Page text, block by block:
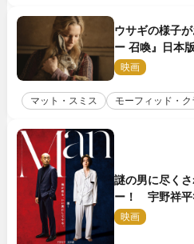
ウサギの様子
ー 召喚』日本
映画
マット・スミス モーフィッド・ク
謎の男に尽く
ー！ 宇野祥平
ビジュアル解禁
映画